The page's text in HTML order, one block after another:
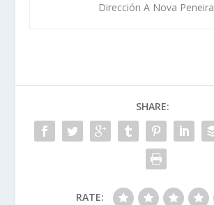
Dirección A Nova Peneira
SHARE:
RATE: